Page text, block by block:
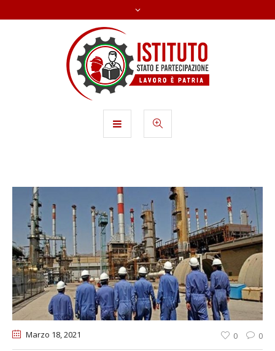
Marzo 18, 2021 0 0